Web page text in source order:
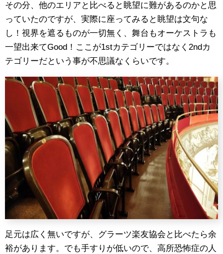
その分、他のエリアと比べると眺望に難があるのかと思
っていたのですが、実際に座ってみると眺望は文句な
し！視界を遮るものが一切無く、舞台もオーケストラも
一望出来てGood！ここが1stカテゴリーではなく2ndカ
テゴリーだという事が不思議なくらいです。
足元は広く無いですが、グラーツ楽友協会と比べたら余
裕があります。でも手すりが低いので、高所恐怖症の人